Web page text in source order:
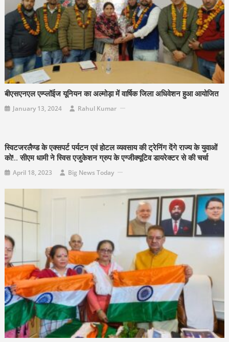
बीएसएनएल एम्प्लॉईज यूनियन का अल्मोड़ा में वार्षिक जिला अधिवेशन हुआ आयोजित
January 13, 2024 Rahul Kumar
स्विटजरलैण्ड के एक्सपर्ट पर्यटन एवं होटल व्यवसाय की ट्रेनिंग देंगे राज्य के युवाओं
को!.. सीएम धामी ने स्विस एजुकेशन ग्रुप के एग्जीक्यूटिव डायरेक्टर से की चर्चा
April 18, 2023 Big News Today